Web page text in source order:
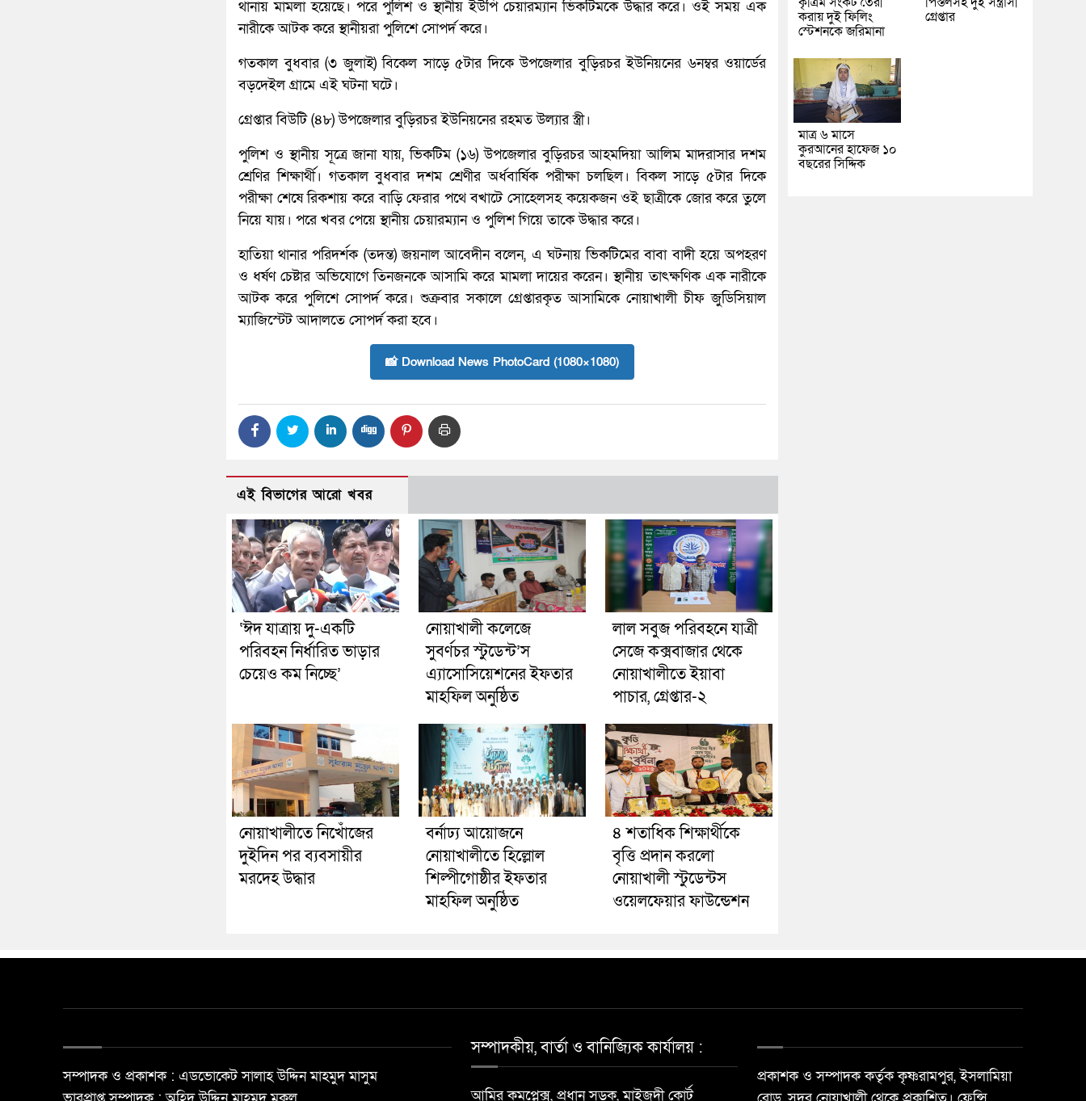
থানায় মামলা হয়েছে। পরে পুলিশ ও স্থানীয় ইউপি চেয়ারম্যান ভিকটিমকে উদ্ধার করে। ওই সময় এক
নারীকে আটক করে স্থানীয়রা পুলিশে সোপর্দ করে।
গতকাল বুধবার (৩ জুলাই) বিকেল সাড়ে ৫টার দিকে উপজেলার বুড়িরচর ইউনিয়নের ৬নম্বর ওয়ার্ডের
বড়দেইল গ্রামে এই ঘটনা ঘটে।
গ্রেপ্তার বিউটি (৪৮) উপজেলার বুড়িরচর ইউনিয়নের রহমত উল্যার স্ত্রী।
পুলিশ ও স্থানীয় সূত্রে জানা যায়, ভিকটিম (১৬) উপজেলার বুড়িরচর আহমদিয়া আলিম মাদরাসার দশম
শ্রেণির শিক্ষার্থী। গতকাল বুধবার দশম শ্রেণীর অর্ধবার্ষিক পরীক্ষা চলছিল। বিকল সাড়ে ৫টার দিকে
পরীক্ষা শেষে রিকশায় করে বাড়ি ফেরার পথে বখাটে সোহেলসহ কয়েকজন ওই ছাত্রীকে জোর করে তুলে
নিয়ে যায়। পরে খবর পেয়ে স্থানীয় চেয়ারম্যান ও পুলিশ গিয়ে তাকে উদ্ধার করে।
হাতিয়া থানার পরিদর্শক (তদন্ত) জয়নাল আবেদীন বলেন, এ ঘটনায় ভিকটিমের বাবা বাদী হয়ে অপহরণ
ও ধর্ষণ চেষ্টার অভিযোগে তিনজনকে আসামি করে মামলা দায়ের করেন। স্থানীয় তাৎক্ষণিক এক নারীকে
আটক করে পুলিশে সোপর্দ করে। শুক্রবার সকালে গ্রেপ্তারকৃত আসামিকে নোয়াখালী চীফ জুডিসিয়াল
ম্যাজিস্টেট আদালতে সোপর্দ করা হবে।
📸 Download News PhotoCard (1080×1080)
এই বিভাগের আরো খবর
‘ঈদ যাত্রায় দু-একটি
পরিবহন নির্ধারিত ভাড়ার
চেয়েও কম নিচ্ছে’
নোয়াখালী কলেজে
সুবর্ণচর স্টুডেন্ট’স
এ্যাসোসিয়েশনের ইফতার
মাহফিল অনুষ্ঠিত
লাল সবুজ পরিবহনে যাত্রী
সেজে কক্সবাজার থেকে
নোয়াখালীতে ইয়াবা
পাচার, গ্রেপ্তার-২
নোয়াখালীতে নিখোঁজের
দুইদিন পর ব্যবসায়ীর
মরদেহ উদ্ধার
বর্নাঢ্য আয়োজনে
নোয়াখালীতে হিল্লোল
শিল্পীগোষ্ঠীর ইফতার
মাহফিল অনুষ্ঠিত
৪ শতাধিক শিক্ষার্থীকে
বৃত্তি প্রদান করলো
নোয়াখালী স্টুডেন্টস
ওয়েলফেয়ার ফাউন্ডেশন
করায় দুই ফিলিং
স্টেশনকে জরিমানা
গ্রেপ্তার
মাত্র ৬ মাসে
কুরআনের হাফেজ ১০
বছরের সিদ্দিক
সম্পাদক ও প্রকাশক : এডভোকেট সালাহ উদ্দিন মাহমুদ মাসুম
সম্পাদকীয়, বার্তা ও বানিজ্যিক কার্যালয় :
আমির কমপ্লেক্স, প্রধান সড়ক, মাইজদী কোর্ট
প্রকাশক ও সম্পাদক কর্তৃক কৃষ্ণরামপুর, ইসলামিয়া